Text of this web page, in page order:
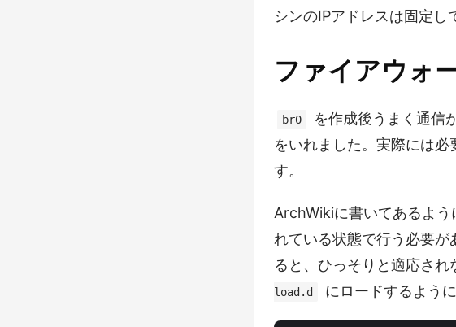
シンのIPアドレスは固定し
ファイアウォ
br0
を作成後うまく通信
をいれました。実際には
す。
ArchWikiに書いてあるよう
れている状態で行う必要が
ると、ひっそりと適応さ
load.d
にロードするよう